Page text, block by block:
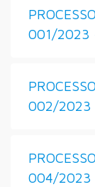
001/2023
002/2023
004/2023